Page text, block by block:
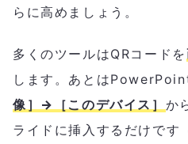
らに高めましょう。
多くのツールはQRコードを
します。あとは
像］→［このデバイス］ か
ライドに挿入するだけです